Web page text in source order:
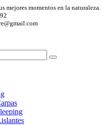
mejores momentos en la naturaleza.